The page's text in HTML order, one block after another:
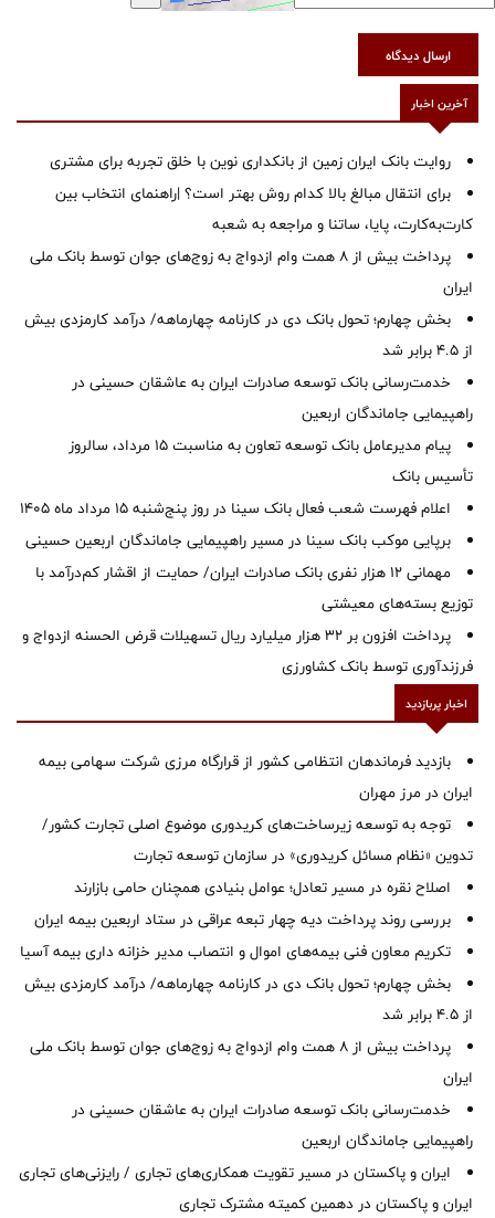
ارسال دیدگاه
آخرین اخبار
روایت بانک ایران زمین از بانکداری نوین با خلق تجربه برای مشتری
برای انتقال مبالغ بالا کدام روش بهتر است؟ |راهنمای انتخاب بین
کارت‌به‌کارت، پایا، ساتنا و مراجعه به شعبه
پرداخت بیش از ۸ همت وام ازدواج به زوج‌های جوان توسط بانک ملی
ایران
بخش چهارم؛ تحول بانک دی در کارنامه چهارماهه/ درآمد کارمزدی بیش
از ۴.۵ برابر شد
خدمت‌رسانی بانک توسعه صادرات ایران به عاشقان حسینی در
راهپیمایی جاماندگان اربعین
پیام مدیرعامل بانک توسعه تعاون به مناسبت 15 مرداد، سالروز
تأسیس بانک
اعلام فهرست شعب فعال بانک سینا در روز پنج‌شنبه 15 مرداد ماه 1405
برپایی موکب بانک سینا در مسیر راهپیمایی جاماندگان اربعین حسینی
مهمانی ۱۲ هزار نفری بانک صادرات ایران/ حمایت از اقشار کم‌درآمد با
توزیع بسته‌های معیشتی
پرداخت افزون بر 32 هزار میلیارد ریال تسهیلات قرض الحسنه ازدواج و
فرزندآوری توسط بانک کشاورزی
اخبار پربازدید
بازدید فرماندهان انتظامی کشور از قرارگاه مرزی شرکت سهامی بیمه
ایران در مرز مهران
توجه به توسعه زیرساخت‌های کریدوری موضوع اصلی تجارت کشور/
تدوین «نظام مسائل کریدوری» در سازمان توسعه تجارت
اصلاح نقره در مسیر تعادل؛ عوامل بنیادی همچنان حامی بازارند
بررسی روند پرداخت دیه چهار تبعه عراقی در ستاد اربعین بیمه ایران
تکریم معاون فنی بیمه‌های اموال و انتصاب مدیر خزانه داری بیمه آسیا
بخش چهارم؛ تحول بانک دی در کارنامه چهارماهه/ درآمد کارمزدی بیش
از ۴.۵ برابر شد
پرداخت بیش از ۸ همت وام ازدواج به زوج‌های جوان توسط بانک ملی
ایران
خدمت‌رسانی بانک توسعه صادرات ایران به عاشقان حسینی در
راهپیمایی جاماندگان اربعین
ایران و پاکستان در مسیر تقویت همکاری‌های تجاری / رایزنی‌های تجاری
ایران و پاکستان در دهمین کمیته مشترک تجاری